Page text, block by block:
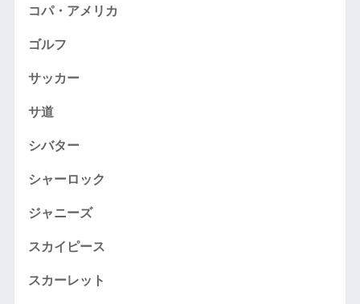
コパ・アメリカ
ゴルフ
サッカー
サ道
シバター
シャーロック
ジャニーズ
スカイピース
スカーレット